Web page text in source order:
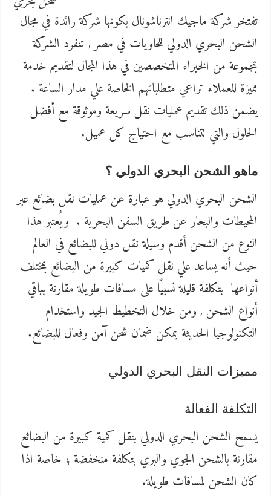
تفتخر شركة ماجيك انترناشونال بكونها شركة رائدة في مجال
الشحن البحري الدولي للحاويات في مصر , تنفرد الشركة
بمجموعة من الخبراء المتخصصين في هذا المجال لتقديم خدمة
مميزة للعملاء تراعي متطلباتهم الخاصة علي مدار الساعة .
يضمن ذلك تقديم عمليات نقل سريعة وموثوقة مع أفضل
الحلول والتي تتناسب مع احتياج كل عميل.
ماهو الشحن البحري الدولي ؟
الشحن البحري الدولي هو عبارة عن عمليات نقل بضائع عبر
المحيطات والبحار عن طريق السفن البحرية . ويُعتبر هذا
النوع من الشحن أقدم وسيلة نقل دولي للبضائع في العالم
حيث أنه يساعد علي نقل كميات كبيرة من البضائع بمختلف
أنواعها بتكلفة قليلة نسبيًا على مسافات طويلة مقارنة بباقي
أنواع الشحن , ومن خلال التخطيط الجيد واستخدام
التكنولوجيا الحديثة يمكن ضمان شحن آمن وفعال للبضائع.
مميزات النقل البحري الدولي
التكلفة الفعالة
يسمح الشحن البحري الدولي بنقل كمية كبيرة من البضائع
مقارنة بالشحن الجوي والبري بتكلفة منخفضة ؛ خاصة اذا
كان الشحن لمسافات طويلة.